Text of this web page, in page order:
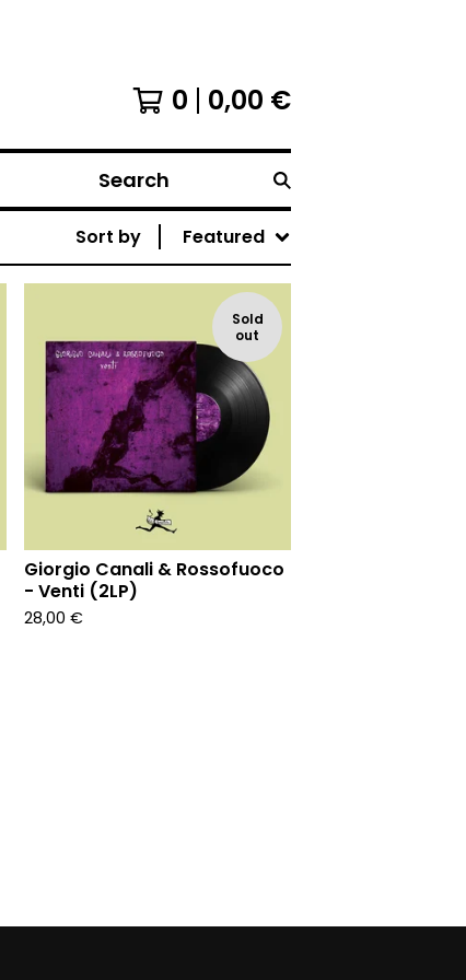
0 0,00 €
Search
Sort by Featured
Sold
out
Giorgio Canali & Rossofuoco
- Venti (2LP)
28,00 €